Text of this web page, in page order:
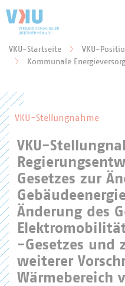
Sie befinden sich hier:
VKU-Startseite
VKU-
Kommunale
VKU-Stellungnahme
VKU-
Gesetzes zur
Änderung des
-Gesetzes und
weiterer
Wärmebereich